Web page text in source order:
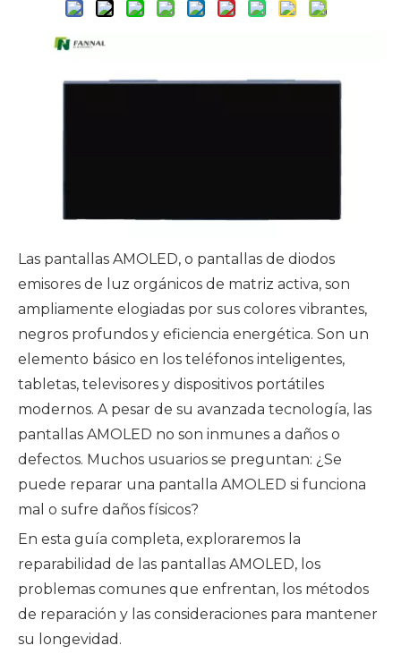
Las pantallas AMOLED, o pantallas de diodos
emisores de luz orgánicos de matriz activa, son
ampliamente elogiadas por sus colores vibrantes,
negros profundos y eficiencia energética. Son un
elemento básico en los teléfonos inteligentes,
tabletas, televisores y dispositivos portátiles
modernos. A pesar de su avanzada tecnología, las
pantallas AMOLED no son inmunes a daños o
defectos. Muchos usuarios se preguntan: ¿Se
puede reparar una pantalla AMOLED si funciona
mal o sufre daños físicos?
En esta guía completa, exploraremos la
reparabilidad de las pantallas AMOLED, los
problemas comunes que enfrentan, los métodos
de reparación y las consideraciones para mantener
su longevidad.